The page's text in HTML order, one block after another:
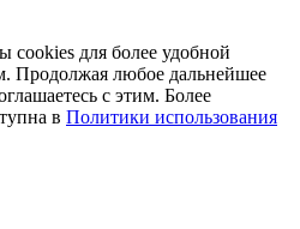
cookies для более удобной
Продолжая любое дальнейшее
с этим. Более
в Политики использования